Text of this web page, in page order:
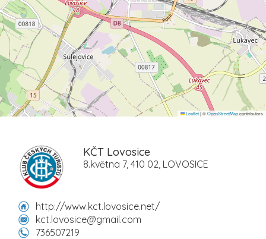
Leaflet|©OpenStreetMapcontributors
KČT Lovosice
8.května 7, 410 02, LOVOSICE
http://www.kct.lovosice.net/
kct.lovosice@gmail.com
736507219